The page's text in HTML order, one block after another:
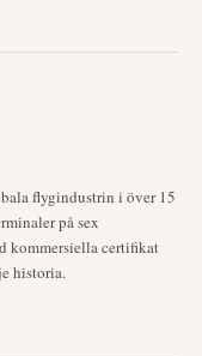
flygindustrin i över 15
på sex
kommersiella certifikat
historia.